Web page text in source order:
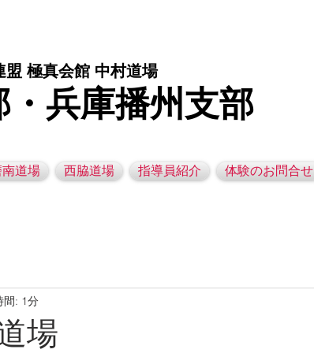
盟 極真会館 中村道場
兵庫播州支部
道場 西脇道場 指導員紹介 体験のお問合せ
場
間: 1分